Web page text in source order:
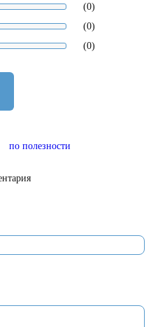
(0)
(0)
(0)
по полезности